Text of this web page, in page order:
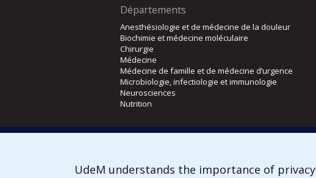
Départements
Anesthésiologie et de médecine de la douleur
Biochimie et médecine moléculaire
Chirurgie
Médecine
Médecine de famille et de médecine d’urgence
Microbiologie, infectiologie et immunologie
Neurosciences
Nutrition
Écoles
Réadaptation
UdeM understands the importance of privacy